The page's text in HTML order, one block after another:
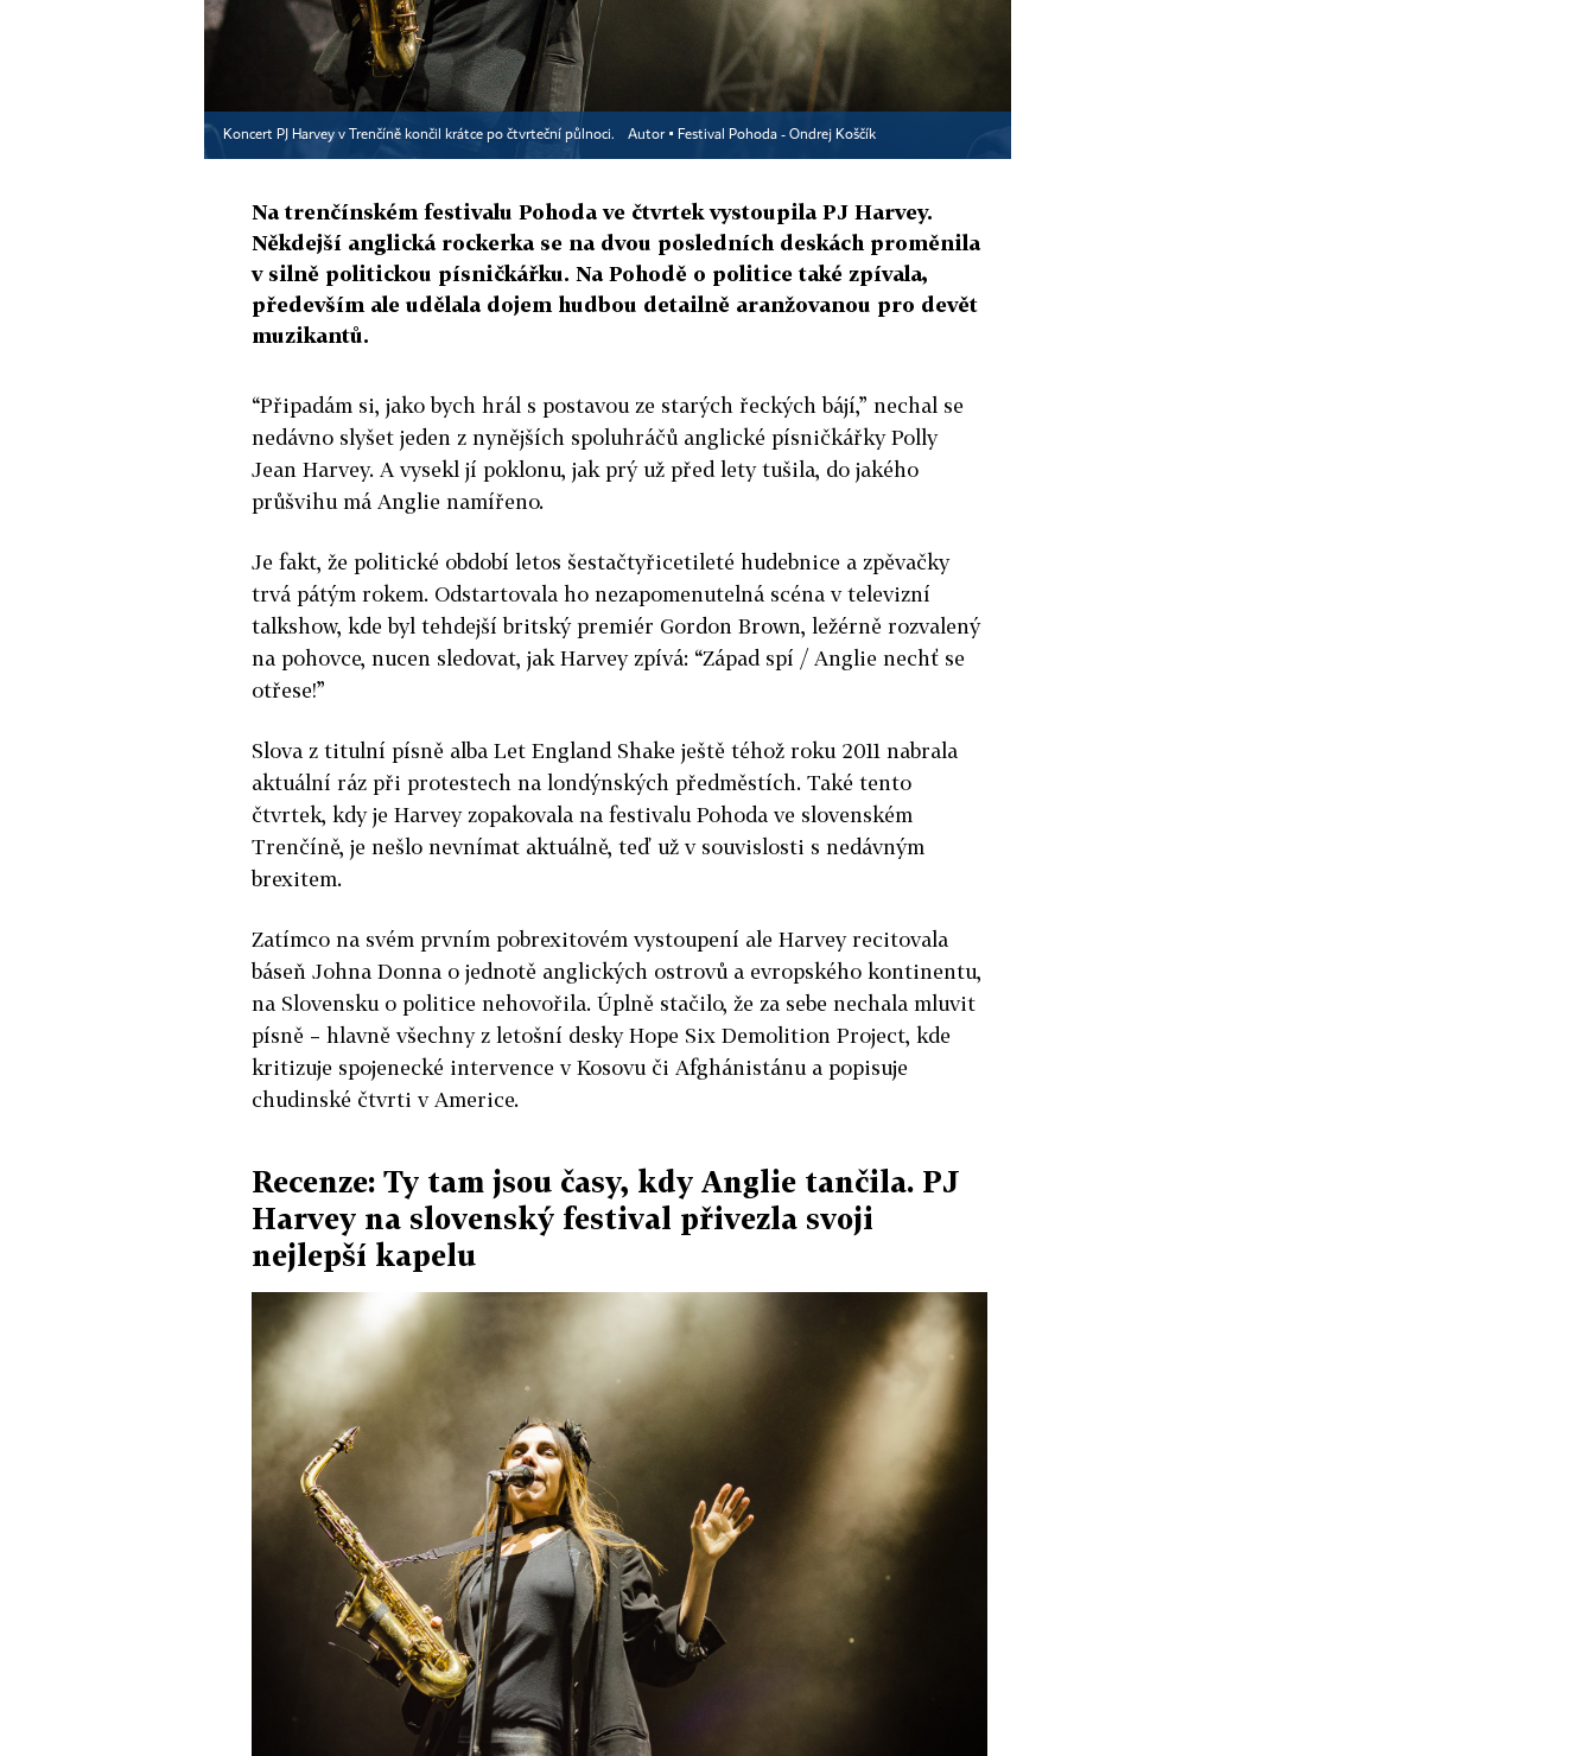
Koncert PJ Harvey v Trenčíně končil krátce po čtvrteční půlnoci. Autor ▪ Festival Pohoda - Ondrej Koščík
Na trenčínském festivalu Pohoda ve čtvrtek vystoupila PJ Harvey.
Někdejší anglická rockerka se na dvou posledních deskách proměnila
v silně politickou písničkářku. Na Pohodě o politice také zpívala,
především ale udělala dojem hudbou detailně aranžovanou pro devět
muzikantů.
“Připadám si, jako bych hrál s postavou ze starých řeckých bájí,” nechal se
nedávno slyšet jeden z nynějších spoluhráčů anglické písničkářky Polly
Jean Harvey. A vysekl jí poklonu, jak prý už před lety tušila, do jakého
průšvihu má Anglie namířeno.
Je fakt, že politické období letos šestačtyřicetileté hudebnice a zpěvačky
trvá pátým rokem. Odstartovala ho nezapomenutelná scéna v televizní
talkshow, kde byl tehdejší britský premiér Gordon Brown, ležérně rozvalený
na pohovce, nucen sledovat, jak Harvey zpívá: “Západ spí / Anglie nechť se
otřese!”
Slova z titulní písně alba Let England Shake ještě téhož roku 2011 nabrala
aktuální ráz při protestech na londýnských předměstích. Také tento
čtvrtek, kdy je Harvey zopakovala na festivalu Pohoda ve slovenském
Trenčíně, je nešlo nevnímat aktuálně, teď už v souvislosti s nedávným
brexitem.
Zatímco na svém prvním pobrexitovém vystoupení ale Harvey recitovala
báseň Johna Donna o jednotě anglických ostrovů a evropského kontinentu,
na Slovensku o politice nehovořila. Úplně stačilo, že za sebe nechala mluvit
písně – hlavně všechny z letošní desky Hope Six Demolition Project, kde
kritizuje spojenecké intervence v Kosovu či Afghánistánu a popisuje
chudinské čtvrti v Americe.
Recenze: Ty tam jsou časy, kdy Anglie tančila. PJ
Harvey na slovenský festival přivezla svoji
nejlepší kapelu